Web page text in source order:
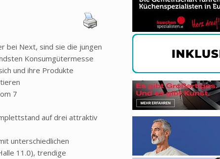
bei Next, sind sie die jungen
Konsumgütermesse
und ihre Produkte
7
auf drei attraktiv
unterschiedlichen
11.0), trendige